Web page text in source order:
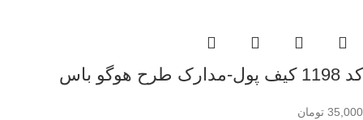
کد 1198 کیف پول-مدارک طرح هوگو باس
35,000 تومان